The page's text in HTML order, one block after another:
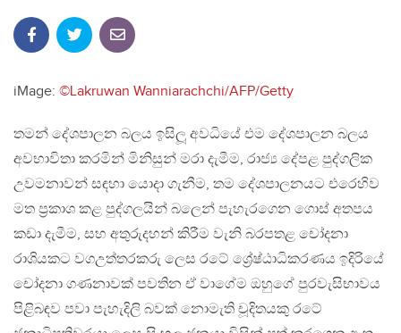
iMage: ©Lakruwan Wanniarachchi/AFP/Getty
තමන් දේශපාලන බලය ඉසිලූ අවධියේ එම දේශපාලන බලය
අවභාවිතා කරමින් මිනිසුන් මරා දැමීම, රාජ්‍ය දේපළ පුද්ගලික
උවමනාවන් සඳහා යොදා ගැනීම, තම දේශපාලනයට එරෙහිව
මත ප්‍රකාශ කළ පුද්ගලයින් බලෙන් පැහැරගෙන ගොස් අතපය
කඩා දැමීම, සහ අතුරුදහන් කිරීම වැනි බරපතළ චෝදනා
රාශියකට වගඋත්තරකරු ලෙස රටේ ශ්‍රේෂ්ඨාධිකරණය ඉදිරියේ
චෝදනා ගණනාවක් පවතින ඒ වාගේම ඔහුගේ පුරවැසිභාවය
පිළිබඳව පවා පැහැදිලි බවක් නොමැති චූදිතයකු රටේ